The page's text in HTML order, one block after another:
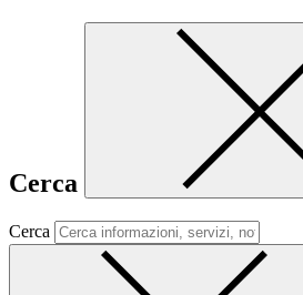
Cerca
Cerca